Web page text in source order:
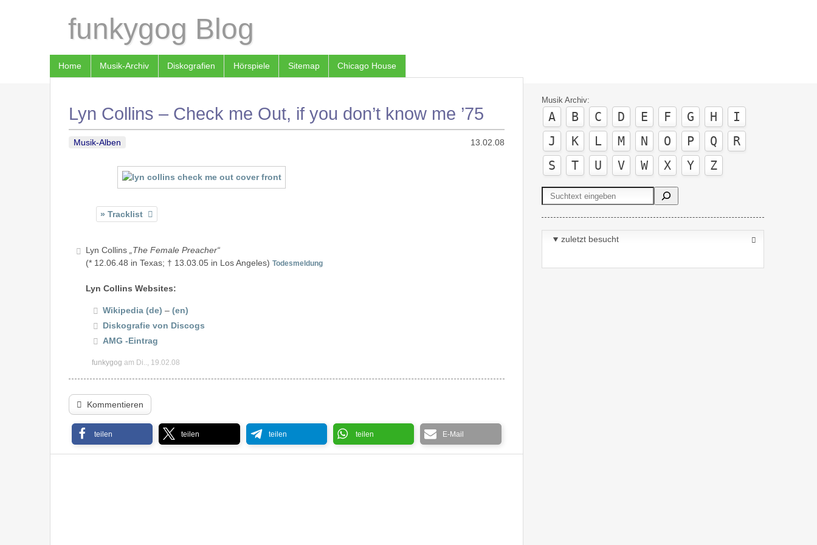
funkygog Blog
Home Musik-Archiv Diskografien Hörspiele Sitemap Chicago House
Lyn Collins – Check me Out, if you don’t know me ’75
Musik-Alben 13.02.08
Tracklist
Lyn Collins „The Female Preacher“
(* 12.06.48 in Texas; † 13.03.05 in Los Angeles) Todesmeldung
Lyn Collins Websites:
Wikipedia (de) – (en)
Diskografie von Discogs
AMG -Eintrag
funkygog am Di.., 19.02.08
Kommentieren
teilen teilen teilen teilen E-Mail
Musik Archiv:
A B C D E F G H
I
J
K L M N O P Q
R
S
T U V W X Y Z
Suchen
zuletzt besucht